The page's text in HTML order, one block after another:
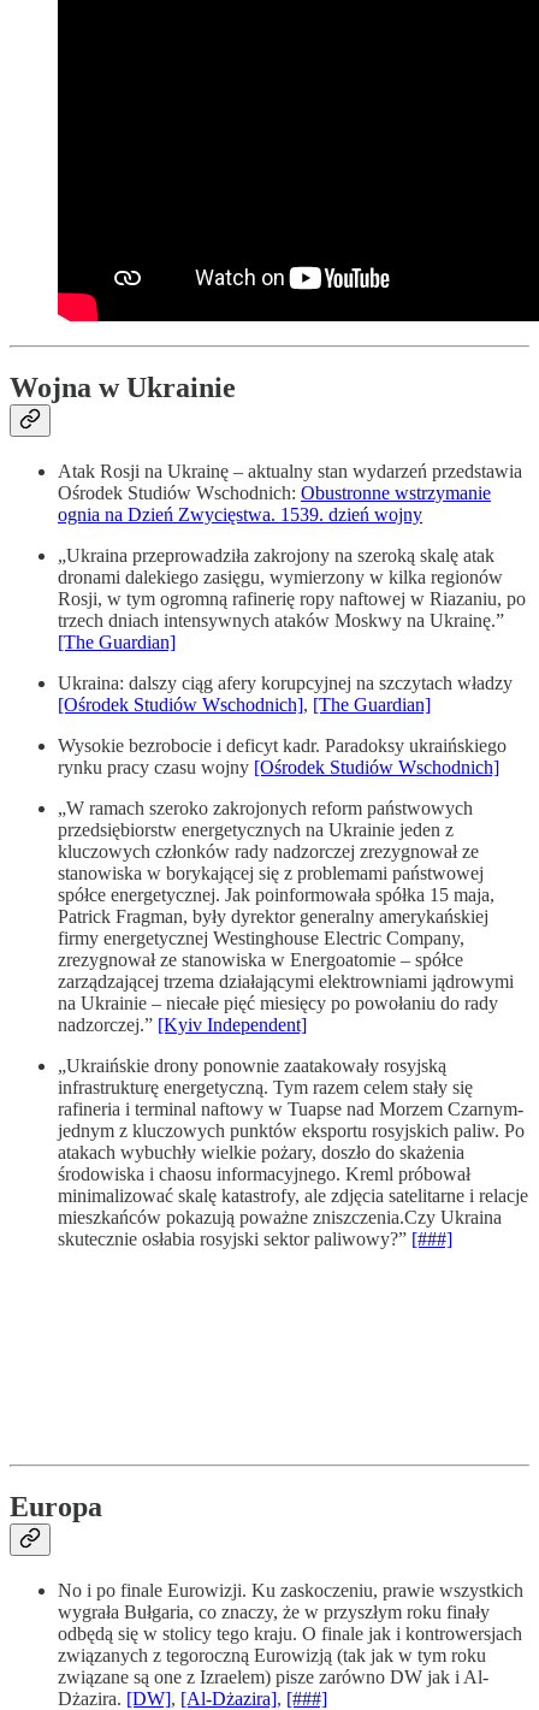
Wojna w Ukrainie
Atak Rosji na Ukrainę – aktualny stan wydarzeń przedstawia
Ośrodek Studiów Wschodnich: Obustronne wstrzymanie
ognia na Dzień Zwycięstwa. 1539. dzień wojny
„Ukraina przeprowadziła zakrojony na szeroką skalę atak
dronami dalekiego zasięgu, wymierzony w kilka regionów
Rosji, w tym ogromną rafinerię ropy naftowej w Riazaniu, po
trzech dniach intensywnych ataków Moskwy na Ukrainę.”
[The Guardian]
Ukraina: dalszy ciąg afery korupcyjnej na szczytach władzy
[Ośrodek Studiów Wschodnich], [The Guardian]
Wysokie bezrobocie i deficyt kadr. Paradoksy ukraińskiego
rynku pracy czasu wojny [Ośrodek Studiów Wschodnich]
„W ramach szeroko zakrojonych reform państwowych
przedsiębiorstw energetycznych na Ukrainie jeden z
kluczowych członków rady nadzorczej zrezygnował ze
stanowiska w borykającej się z problemami państwowej
spółce energetycznej. Jak poinformowała spółka 15 maja,
Patrick Fragman, były dyrektor generalny amerykańskiej
firmy energetycznej Westinghouse Electric Company,
zrezygnował ze stanowiska w Energoatomie – spółce
zarządzającej trzema działającymi elektrowniami jądrowymi
na Ukrainie – niecałe pięć miesięcy po powołaniu do rady
nadzorczej.” [Kyiv Independent]
„Ukraińskie drony ponownie zaatakowały rosyjską
infrastrukturę energetyczną. Tym razem celem stały się
rafineria i terminal naftowy w Tuapse nad Morzem Czarnym-
jednym z kluczowych punktów eksportu rosyjskich paliw. Po
atakach wybuchły wielkie pożary, doszło do skażenia
środowiska i chaosu informacyjnego. Kreml próbował
minimalizować skalę katastrofy, ale zdjęcia satelitarne i relacje
mieszkańców pokazują poważne zniszczenia.Czy Ukraina
skutecznie osłabia rosyjski sektor paliwowy?” [###]
Europa
No i po finale Eurowizji. Ku zaskoczeniu, prawie wszystkich
wygrała Bułgaria, co znaczy, że w przyszłym roku finały
odbędą się w stolicy tego kraju. O finale jak i kontrowersjach
związanych z tegoroczną Eurowizją (tak jak w tym roku
związane są one z Izraelem) pisze zarówno DW jak i Al-
Dżazira. [DW], [Al-Dżazira], [###]